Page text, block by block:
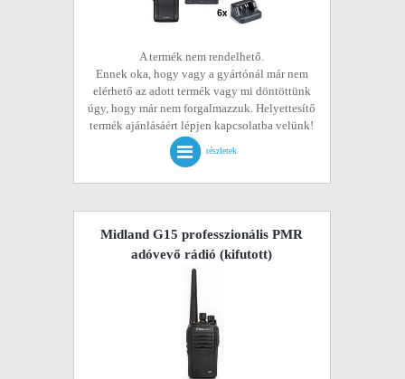
A termék nem rendelhető.
Ennek oka, hogy vagy a gyártónál már nem
elérhető az adott termék vagy mi döntöttünk
úgy, hogy már nem forgalmazzuk. Helyettesítő
termék ajánlásáért lépjen kapcsolatba velünk!
részletek
Midland G15 professzionális PMR
adóvevő rádió (kifutott)